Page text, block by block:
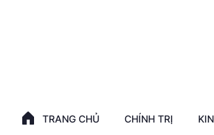
TRANG CHỦ CHÍNH TRỊ
Phát triển kinh tế nhà nước